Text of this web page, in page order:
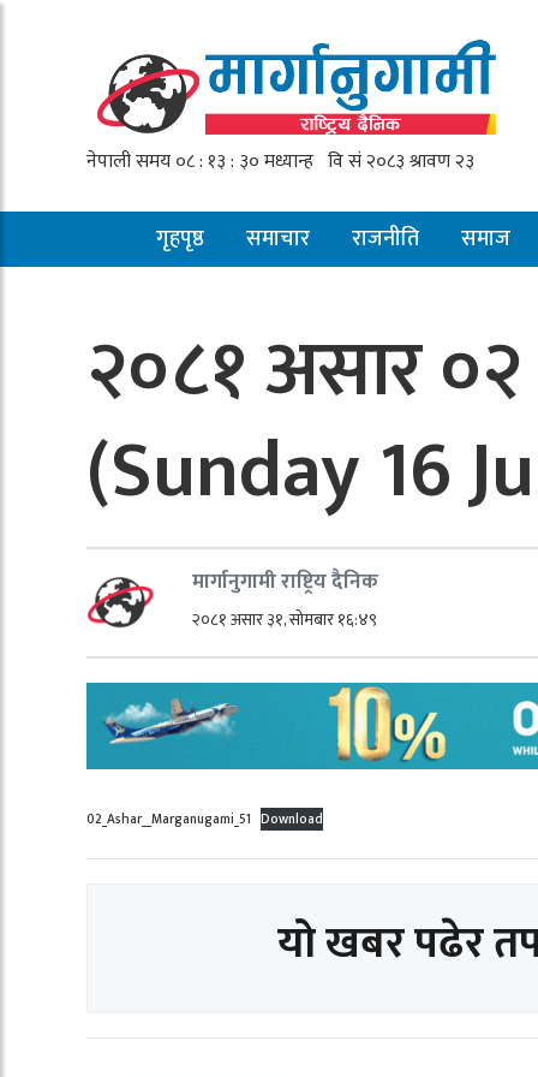
गृहपृष्ठ समाचार राजनीति समाज
२०८१ असार
(Sunday 16
मार्गानुगामी राष्ट्रिय दैनिक
२०८१ असार ३१, सोमबार १६:४९
02_Ashar__Marganugami_51 Download
यो खबर पढेर